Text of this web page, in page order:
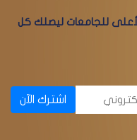
للجامعات ليصلك كل
اشترك الآن